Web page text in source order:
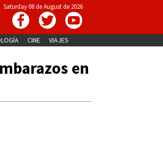
Saturday 08 de August de 2026
CINE VIAJES
en